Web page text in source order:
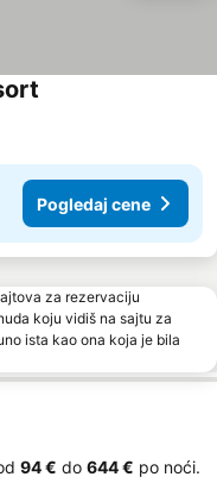
Pogledaj cene
za rezervaciju
koju vidiš na sajtu za
ista kao ona koja je bila
‎94 € do ‎644 € po noći.